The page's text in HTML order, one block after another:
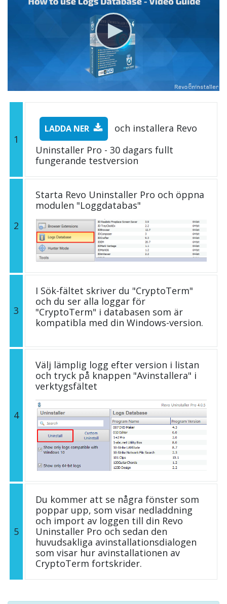
1
LADDA NER
och installera Revo
Uninstaller Pro - 30 dagars fullt
fungerande testversion
2
Starta Revo Uninstaller Pro och öppna
modulen "Loggdatabas"
3
I Sök-fältet skriver du "CryptoTerm"
och du ser alla loggar för
"CryptoTerm" i databasen som är
kompatibla med din Windows-version.
4
Välj lämplig logg efter version i listan
och tryck på knappen "Avinstallera" i
verktygsfältet
5
Du kommer att se några fönster som
poppar upp, som visar nedladdning
och import av loggen till din Revo
Uninstaller Pro och sedan den
huvudsakliga avinstallationsdialogen
som visar hur avinstallationen av
CryptoTerm fortskrider.